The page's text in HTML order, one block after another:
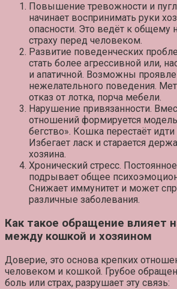
Повышение тревожности и
начинает воспринимать руки
опасности. Это ведёт к общему
страху перед человеком.
Развитие поведенческих
стать более агрессивной или,
и апатичной. Возможны
нежелательного поведения.
отказ от лотка, порча мебели.
Нарушение привязанности.
отношений формируется модель
бегство». Кошка перестаёт идти
Избегает ласк и старается
хозяина.
Хронический стресс.
подрывает общее
Снижает иммунитет и может
различные заболевания.
Как такое обращение влияет
между кошкой и хозяином
Доверие, это основа крепких
человеком и кошкой. Грубое
боль или страх, разрушает эту связь: